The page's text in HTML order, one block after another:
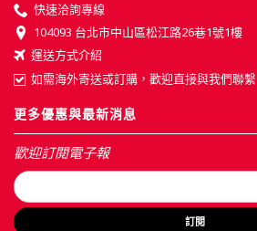
快速洽詢專線
104093 台北市中山區松江路26巷1號1樓
運送方式介紹
如需海外寄送或訂購，歡迎直接與我們聯繫
更多優惠與最新消息
歡迎訂閱電子報
訂閱